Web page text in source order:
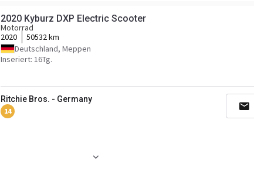
2020 Kyburz DXP Electric Scooter
Motorrad
2020
50532 km
Deutschland, Meppen
Inseriert: 16Tg.
Ritchie Bros. - Germany
14